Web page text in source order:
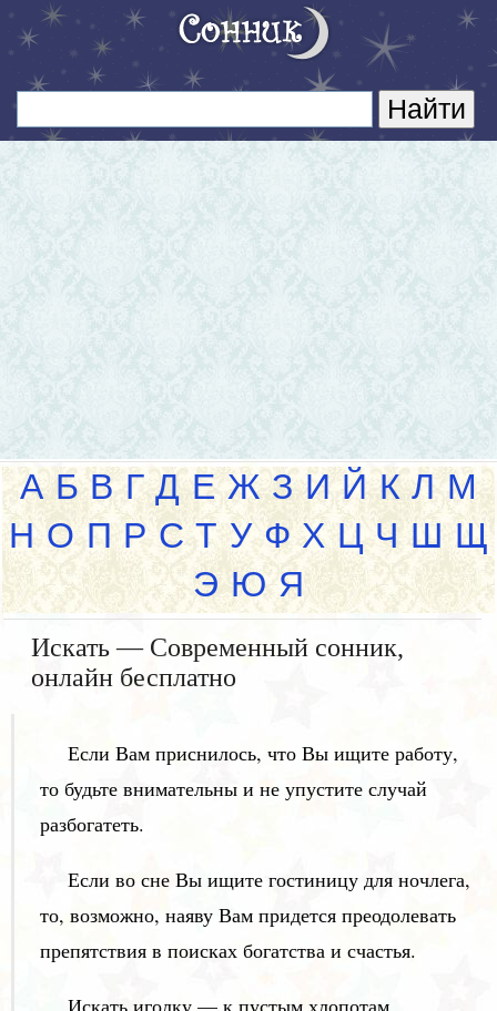
А Б В Г Д Е Ж З И Й К Л М
Н О П Р С Т У Ф Х Ц Ч Ш Щ
Э Ю Я
Искать — Современный сонник,
онлайн бесплатно
Если Вам приснилось, что Вы ищите работу,
то будьте внимательны и не упустите случай
разбогатеть.
Если во сне Вы ищите гостиницу для ночлега,
то, возможно, наяву Вам придется преодолевать
препятствия в поисках богатства и счастья.
Искать иголку — к пустым хлопотам.